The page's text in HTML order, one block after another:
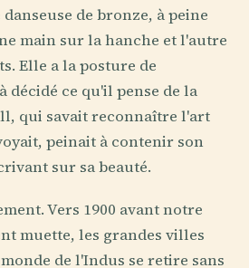
de bronze, à peine
main sur la hanche et l'autre
Elle a la posture de
décidé ce qu'il pense de la
qui savait reconnaître l'art
peinait à contenir son
sur sa beauté.
Vers 1900 avant notre
muette, les grandes villes
de l'Indus se retire sans